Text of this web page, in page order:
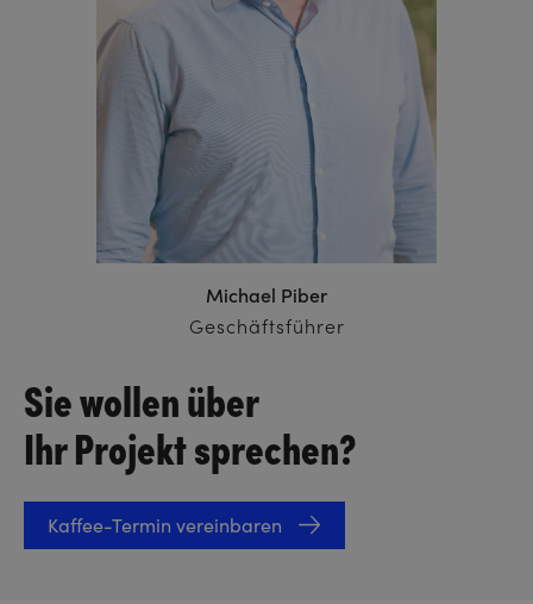
Sie wollen über
Ihr Projekt sprechen?
Kaffee-Termin vereinbaren
Michael Piber
Geschäftsführer